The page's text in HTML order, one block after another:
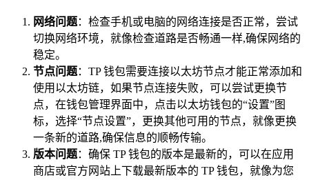
网络问题：检查手机或电脑的网络连接是否正常，尝试
切换网络环境，就像检查道路是否畅通一样,确保网络的
稳定。
节点问题：TP 钱包需要连接以太坊节点才能正常添加和
使用以太坊链，如果节点连接失败，可以尝试更换节
点，在钱包管理界面中，点击以太坊钱包的“设置”图
标，选择“节点设置”，更换其他可用的节点，就像更换
一条新的道路,确保信息的顺畅传输。
版本问题：确保 TP 钱包的版本是最新的，可以在应用
商店或官方网站上下载最新版本的 TP 钱包，就像为您